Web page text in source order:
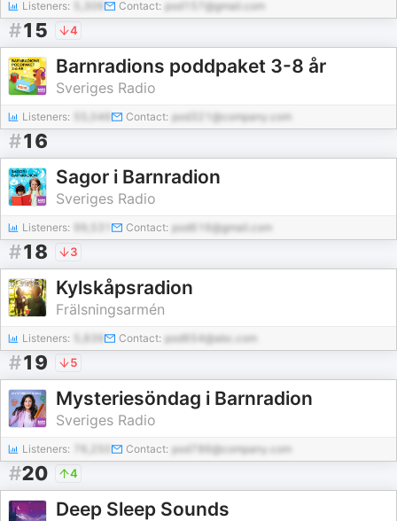
Listeners: Contact: pod157@gmail.com
#15 4
Barnradions poddpaket 3-8 år
Sveriges Radio
Listeners: 55,046 Contact: pod321@company.com
#16
Sagor i Barnradion
Sveriges Radio
Listeners: Contact: pod616@gmail.com
#18 3
Kylskåpsradion
Frälsningsarmén
Listeners: Contact: pod654@abc.com
#19 5
Mysteriesöndag i Barnradion
Sveriges Radio
Listeners: Contact: pod786@company.com
#20 4
Deep Sleep Sounds